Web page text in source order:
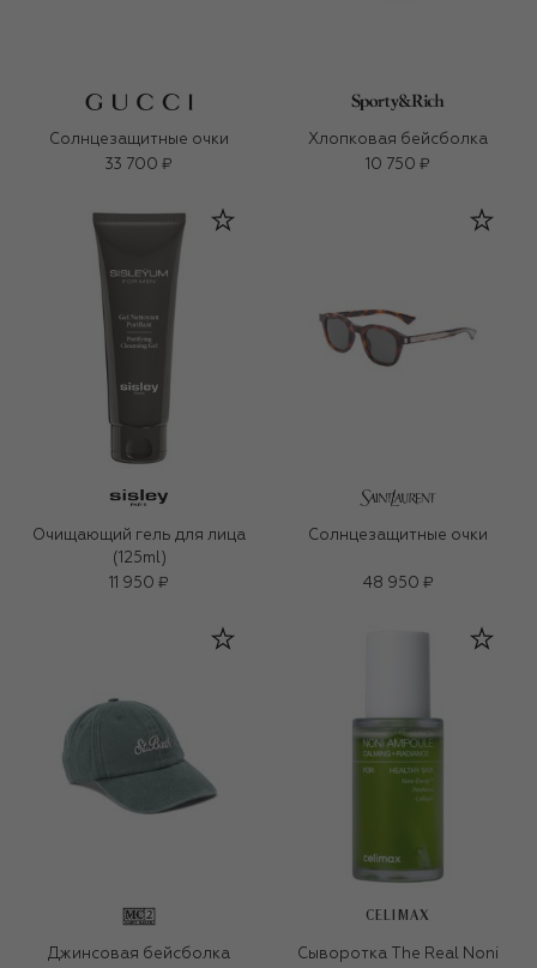
Солнцезащитные очки
33 700 ₽
Хлопковая бейсболка
10 750 ₽
Очищающий гель для лица
(125ml)
11 950 ₽
Солнцезащитные очки
48 950 ₽
Джинсовая бейсболка
CELIMAX
Сыворотка The Real Noni